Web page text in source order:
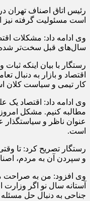
است مسئولیت گرفته
وی ادامه داد: مشکلات
سال‌های قبل سخت‌تر شده؛
رستگار با بیان اینکه
کار تیمی و سیاست کلان
وی ادامه داد: اقتصاد
مطالبه کنیم. مشکل
عنوان ناظر و
است.
رستگار تصریح کرد: تا
و سپردن آن به مردم،
وی افزود: من به صراحت
آستانه سال نو اگر
جناحی به دنبال حل مسئله